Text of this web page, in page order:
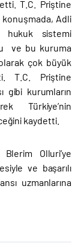
T.C. Priştine
konuşmada, Adli
hukuk sistemi
ve bu kuruma
çok büyük
T.C. Priştine
gibi kurumların
Türkiye’nin
kaydetti.
Olluri’ye
ve başarılı
uzmanlarına